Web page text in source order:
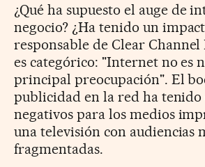
¿Qué ha supuesto el auge de
negocio? ¿Ha tenido un
responsable de Clear
es categórico: "Internet no es
principal preocupación". El
publicidad en la red ha tenido
negativos para los medios
una televisión con audiencias
fragmentadas.